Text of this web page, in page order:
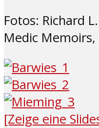
Fotos: Richard
Medic
[Zeige eine